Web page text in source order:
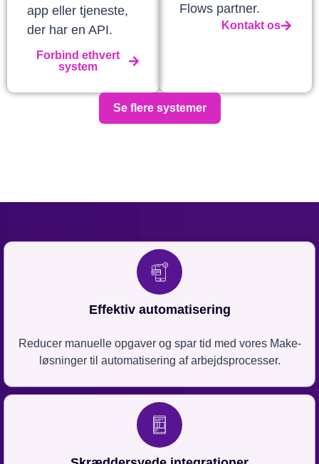
app eller tjeneste,
der har en API.
Forbind ethvert
system
Flows partner.
Kontakt os
Se flere systemer
Effektiv automatisering
Reducer manuelle opgaver og spar tid med vores Make-
løsninger til automatisering af arbejdsprocesser.